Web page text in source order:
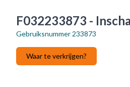
F032233873 -
Gebruiksnummer 233873
Waar te verkrijgen?